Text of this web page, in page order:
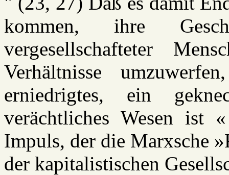
kommen, ihre
vergesellschafteter
Verhältnisse
erniedrigtes, ein
verächtliches Wesen
Impuls, der die Marxsche
der kapitalistischen